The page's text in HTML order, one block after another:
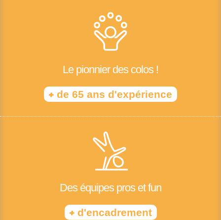
Le pionnier des colos !
+ de 65 ans d'expérience
Des équipes pros et fun
+d'encadrement